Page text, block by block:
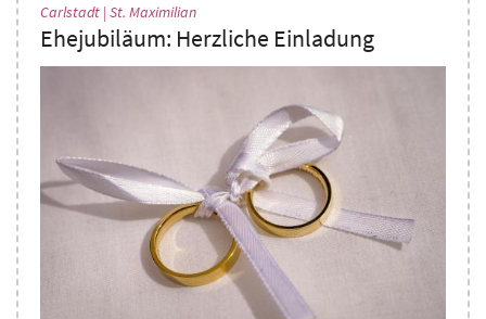
Carlstadt | St. Maximilian:
Ehejubiläum: Herzliche Einladung